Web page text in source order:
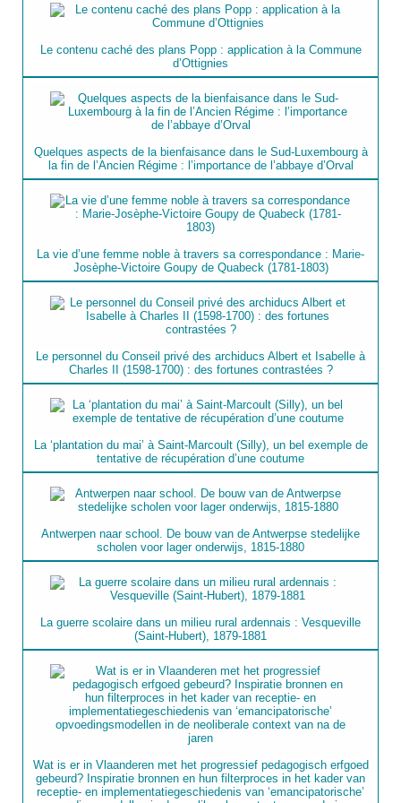
Le contenu caché des plans Popp : application à la Commune
d’Ottignies
Quelques aspects de la bienfaisance dans le Sud-Luxembourg à
la fin de l’Ancien Régime : l’importance de l’abbaye d’Orval
La vie d’une femme noble à travers sa correspondance : Marie-
Josèphe-Victoire Goupy de Quabeck (1781-1803)
Le personnel du Conseil privé des archiducs Albert et Isabelle à
Charles II (1598-1700) : des fortunes contrastées ?
La ‘plantation du mai’ à Saint-Marcoult (Silly), un bel exemple de
tentative de récupération d’une coutume
Antwerpen naar school. De bouw van de Antwerpse stedelijke
scholen voor lager onderwijs, 1815-1880
La guerre scolaire dans un milieu rural ardennais : Vesqueville
(Saint-Hubert), 1879-1881
Wat is er in Vlaanderen met het progressief pedagogisch erfgoed
gebeurd? Inspiratie bronnen en hun filterproces in het kader van
receptie- en implementatiegeschiedenis van ‘emancipatorische’